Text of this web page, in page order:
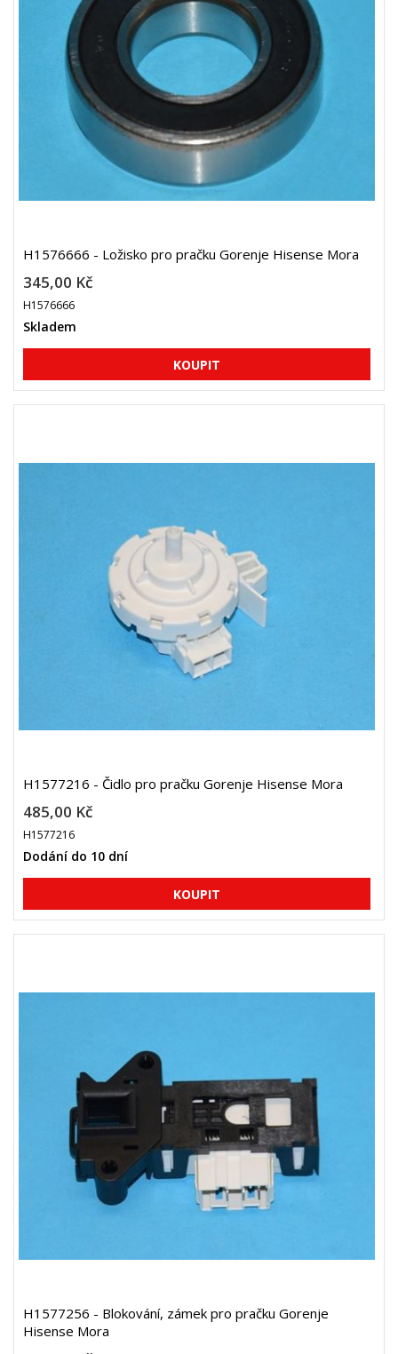
H1576666 - Ložisko pro pračku Gorenje Hisense Mora
345,00 Kč
H1576666
Skladem
H1577216 - Čidlo pro pračku Gorenje Hisense Mora
485,00 Kč
H1577216
Dodání do 10 dní
H1577256 - Blokování, zámek pro pračku Gorenje
Hisense Mora